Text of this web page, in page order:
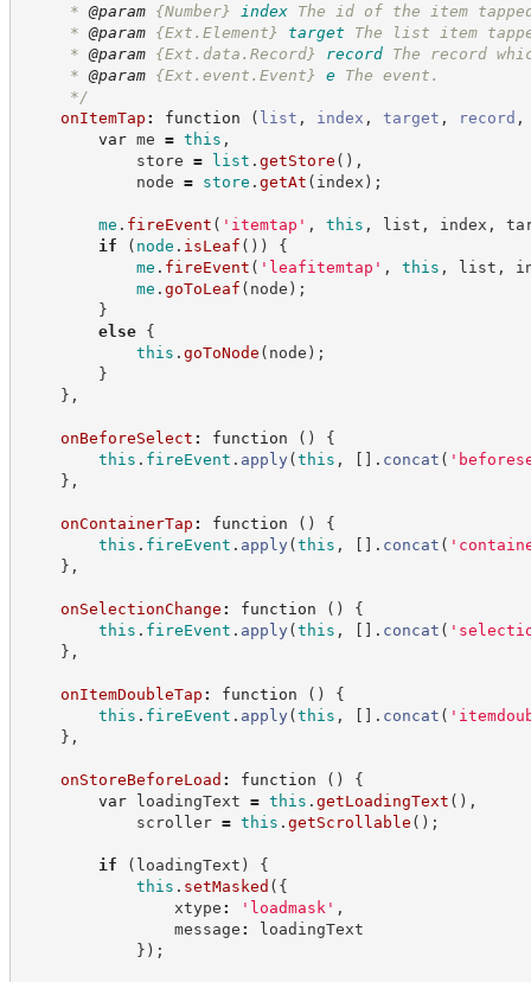
* @param {Number} index
The id of the item
* @param {Ext.Element} target
The list item
* @param {Ext.data.Record} record
The record
* @param {Ext.event.Event} e
The event.
*/
onItemTap : function ( list , index , target , record ,
var me = this ,
store = list . getStore ( ) ,
node = store . getAt ( index ) ;
me . fireEvent ( ' itemtap ' , this , list , index ,
if
( node . isLeaf ( ) )
{
me . fireEvent ( ' leafitemtap ' , this , list ,
me . goToLeaf ( node ) ;
}
else
{
this . goToNode ( node ) ;
}
} ,
onBeforeSelect : function ( )
{
this . fireEvent . apply (this , [ ] . concat ( '
} ,
onContainerTap : function ( )
{
this . fireEvent . apply (this , [ ] . concat ( '
} ,
onSelectionChange : function ( )
{
this . fireEvent . apply (this , [ ] . concat ( '
} ,
onItemDoubleTap : function ( )
{
this . fireEvent . apply (this , [ ] . concat ( '
} ,
onStoreBeforeLoad : function ( )
{
var loadingText = this . getLoadingText ( ) ,
scroller = this . getScrollable ( ) ;
if ( loadingText )
{
this . setMasked ( {
xtype : ' loadmask ' ,
message :
loadingText
} ) ;